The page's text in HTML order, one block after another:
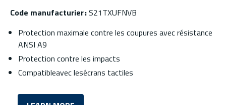
Code manufacturier :S21TXUFNVB
Protection maximale contre les coupures avec résistance
ANSI A9
Protection contre les impacts
Compatibleavec lesécrans tactiles